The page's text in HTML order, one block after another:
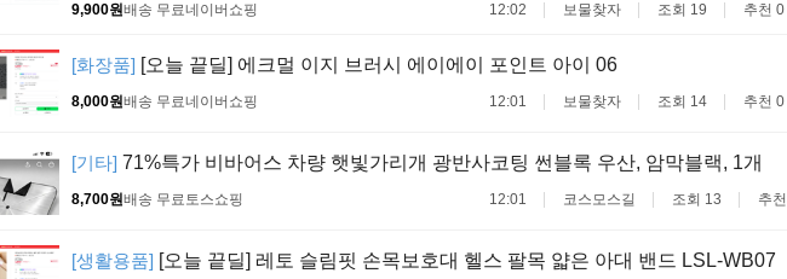
9,900원배송 무료네이버쇼핑 12:02 보물찾자 조회 19 추천 0
[화장품] [오늘 끝딜] 에크멀 이지 브러시 에이에이 포인트 아이 06
8,000원배송 무료네이버쇼핑 12:01 보물찾자 조회 14 추천 0
[기타] 71%특가 비바어스 차량 햇빛가리개 광반사코팅 썬블록 우산, 암막블랙, 1개
8,700원배송 무료 토스쇼핑 12:01 코스모스길 조회 13 추
[생활용품] [오늘 끝딜] 레토 슬림핏 손목보호대 헬스 팔목 얇은 아대 밴드 LSL-WB07